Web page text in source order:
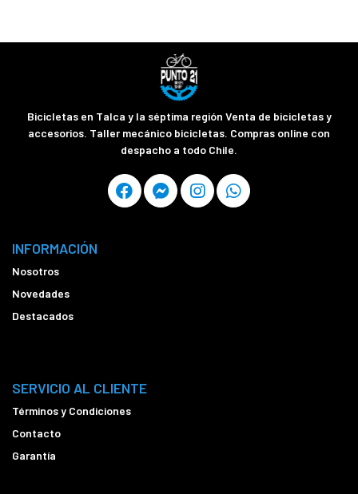
Bicicletas en Talca y la séptima región Venta de bicicletas y
accesorios. Taller mecánico bicicletas. Compras online con
despacho a todo Chile.
INFORMACIÓN
Nosotros
Novedades
Destacados
SERVICIO AL CLIENTE
Términos y Condiciones
Contacto
Garantía